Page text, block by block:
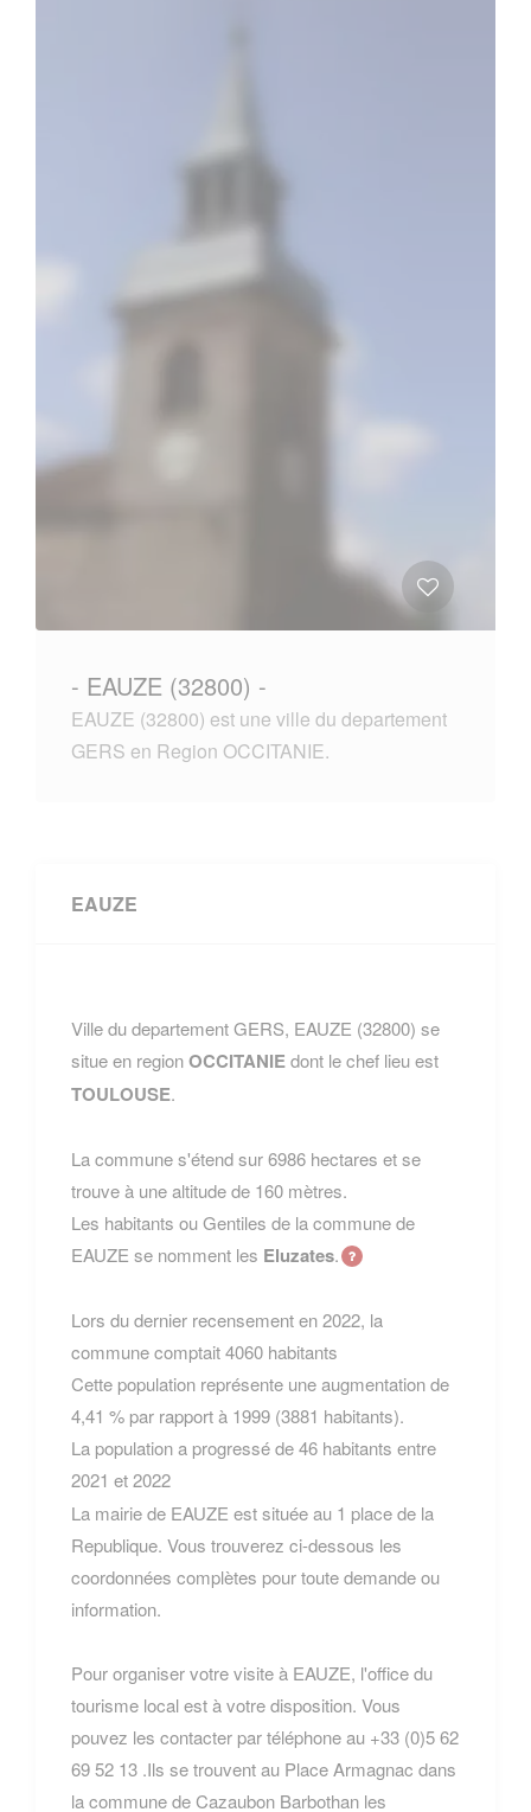
- EAUZE (32800) -
EAUZE (32800) est une ville du departement
GERS en Region OCCITANIE.
EAUZE
Ville du departement GERS, EAUZE (32800) se
situe en regionOCCITANIEdont le chef lieu est
TOULOUSE.
La commune s'étend sur 6986 hectares et se
trouve à une altitude de 160 mètres.
Les habitants ou Gentiles de la commune de
EAUZE se nomment les Eluzates.
Lors du dernier recensement en 2022, la
commune comptait 4060 habitants
Cette population représente une augmentation de
4,41 % par rapport à 1999 (3881 habitants).
La population a progressé de 46 habitants entre
2021 et 2022
La mairie de EAUZE est située au 1 place de la
Republique. Vous trouverez ci-dessous les
coordonnées complètes pour toute demande ou
information.
Pour organiser votre visite à EAUZE, l'office du
tourisme local est à votre disposition. Vous
pouvez les contacter par téléphone au +33 (0)5 62
69 52 13 .Ils se trouvent au Place Armagnac dans
la commune de Cazaubon Barbothan les